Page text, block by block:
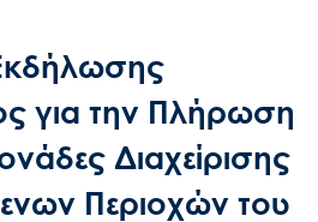
για την Πλήρωση
Διαχείρισης
Περιοχών του